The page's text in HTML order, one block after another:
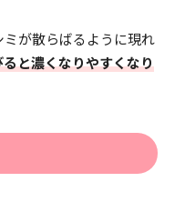
が散らばるように現れ
と濃くなりやすくなり